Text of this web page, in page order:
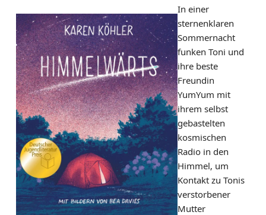
In einer
sternenklaren
Sommernacht
funken Toni und
ihre beste
Freundin
YumYum mit
ihrem selbst
gebastelten
kosmischen
Radio in den
Himmel, um
Kontakt zu Tonis
verstorbener
Mutter